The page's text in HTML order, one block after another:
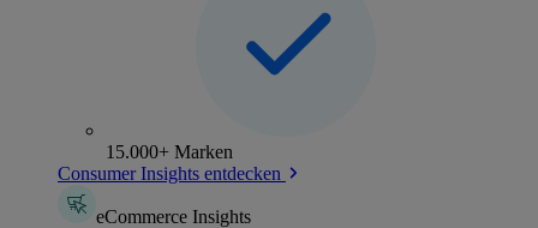
15.000+ Marken
Consumer Insights entdecken
eCommerce Insights